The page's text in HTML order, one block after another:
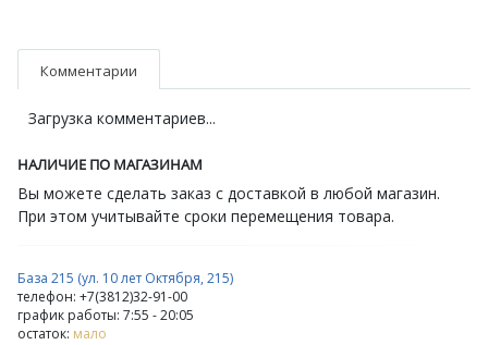
Комментарии
Загрузка комментариев...
НАЛИЧИЕ ПО МАГАЗИНАМ
Вы можете сделать заказ с доставкой в любой магазин.
При этом учитывайте сроки перемещения товара.
База 215 (ул. 10 лет Октября, 215)
телефон: +7(3812)32-91-00
график работы: 7:55 - 20:05
остаток: мало